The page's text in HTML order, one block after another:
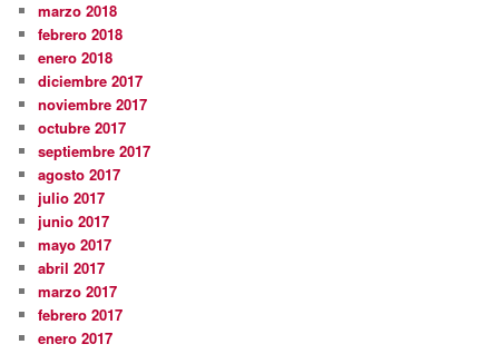
marzo 2018
febrero 2018
enero 2018
diciembre 2017
noviembre 2017
octubre 2017
septiembre 2017
agosto 2017
julio 2017
junio 2017
mayo 2017
abril 2017
marzo 2017
febrero 2017
enero 2017